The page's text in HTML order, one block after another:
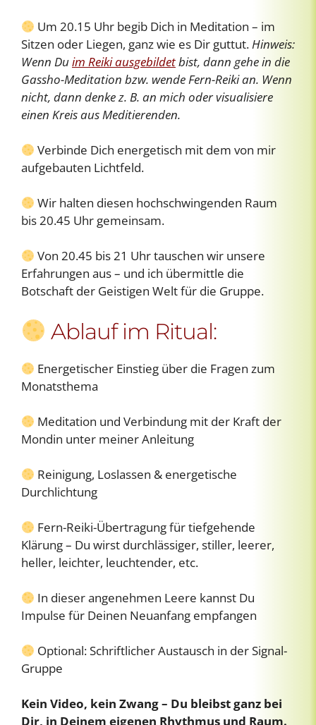
Um 20.15 Uhr begib Dich in Meditation – im
Sitzen oder Liegen, ganz wie es Dir guttut.Hinweis:
Wenn Duim Reiki ausgebildetbist, dann gehe in die
Gassho-Meditation bzw. wende Fern-Reiki an. Wenn
nicht, dann denke z. B. an mich oder visualisiere
einen Kreis aus Meditierenden.
Verbinde Dich energetisch mit dem von mir
aufgebauten Lichtfeld.
Wir halten diesen hochschwingenden Raum
bis 20.45 Uhr gemeinsam.
Von 20.45 bis 21 Uhr tauschen wir unsere
Erfahrungen aus – und ich übermittle die
Botschaft der Geistigen Welt für die Gruppe.
Ablauf im Ritual:
Energetischer Einstieg über die Fragen zum
Monatsthema
Meditation und Verbindung mit der Kraft der
Mondin unter meiner Anleitung
Reinigung, Loslassen & energetische
Durchlichtung
Fern-Reiki-Übertragung für tiefgehende
Klärung – Du wirst durchlässiger, stiller, leerer,
heller, leichter, leuchtender, etc.
In dieser angenehmen Leere kannst Du
Impulse für Deinen Neuanfang empfangen
Optional: Schriftlicher Austausch in der Signal-
Gruppe
Kein Video, kein Zwang – Du bleibst ganz bei
Dir, in Deinem eigenen Rhythmus und Raum.